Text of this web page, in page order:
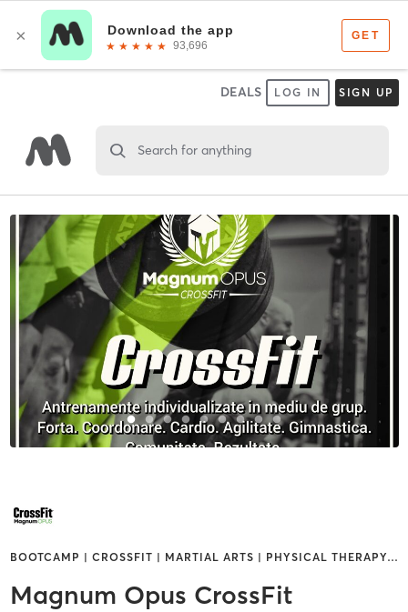
DEALS LOG IN SIGN UP
Search for anything
BOOTCAMP | CROSSFIT | MARTIAL ARTS | PHYSICAL THERAPY…
Magnum Opus CrossFit